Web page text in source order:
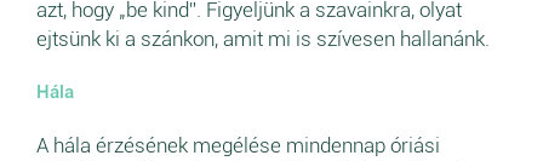
azt, hogy „be kind”. Figyeljünk a szavainkra, olyat
ejtsünk ki a szánkon, amit mi is szívesen hallanánk.
Hála
A hála érzésének megélése mindennap óriási